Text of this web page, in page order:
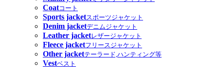
Coatコート
Sports jacketスポーツジャケット
Denim jacketデニムジャケット
Leather jacketレザージャケット
Fleece jacketフリースジャケット
Other jacketテーラード,ハンティング等
Vestベスト